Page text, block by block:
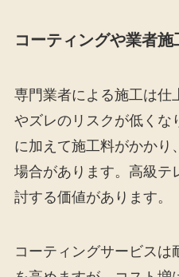
コーティングや業者施
専門業者による施工は仕
やズレのリスクが低くな
に加えて施工料がかかり
場合があります。高級テ
討する価値があります。
コーティングサービスは